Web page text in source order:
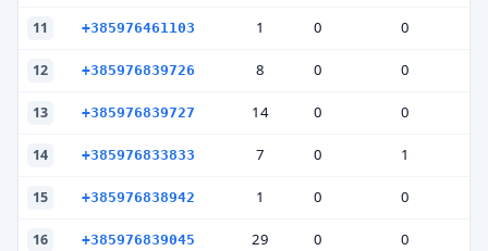
11 +385976461103 1 0 0
12 +385976839726 8 0 0
13 +385976839727 14 0 0
14 +385976833833 7 0 1
15 +385976838942 1 0 0
16 +385976839045 29 0 0